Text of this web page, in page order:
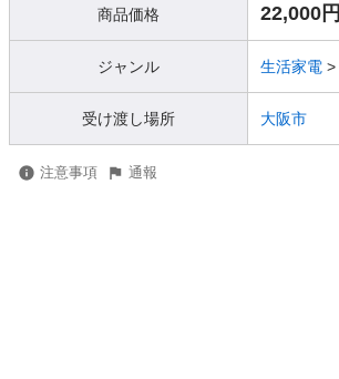
商品価格 22,000円
ジャンル 生活家電 >
受け渡し場所 大阪市
注意事項 通報